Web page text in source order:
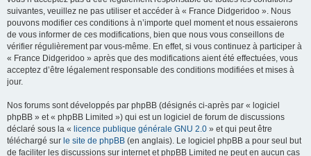
suivantes, veuillez ne pas utiliser et accéder à « France Didgeridoo ». Nous
pouvons modifier ces conditions à n’importe quel moment et nous essaierons
de vous informer de ces modifications, bien que nous vous conseillons de
vérifier régulièrement par vous-même. En effet, si vous continuez à participer à
« France Didgeridoo » après que des modifications aient été effectuées, vous
acceptez d’être légalement responsable des conditions modifiées et mises à
jour.
Nos forums sont développés par phpBB (désignés ci-après par « logiciel
phpBB » et « phpBB Limited ») qui est un logiciel de forum de discussions
déclaré sous la « licence publique générale GNU 2.0 » et qui peut être
téléchargé sur le site de phpBB (en anglais). Le logiciel phpBB a pour seul but
de faciliter les discussions sur internet et phpBB Limited ne peut en aucun cas